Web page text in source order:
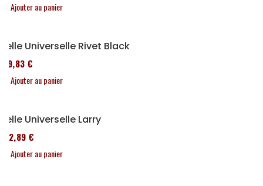
Ajouter au panier
Selle Universelle Rivet Black
119,83 €
Ajouter au panier
Selle Universelle Larry
152,89 €
Ajouter au panier